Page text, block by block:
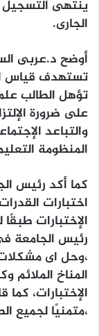
الجارى.
أوضح د.عربى
تستهدف قياس
تؤهل الطالب
على ضرورة
والتباعد
المنظومة
كما أكد رئيس
اختبارات
الإختبارات طبقًا
رئيس الجامعة
،وحل اى
المناخ الملائم
الإختبارات،
،متمنيًا لجميع